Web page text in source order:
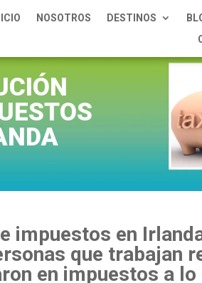
NOSOTROS DESTINOS
impuestos en
que trabajan
en impuestos a